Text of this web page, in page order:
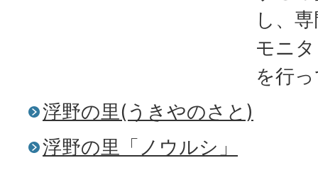
し、
モニ
を行
浮野の里(うきやのさと)
浮野の里「ノウルシ」